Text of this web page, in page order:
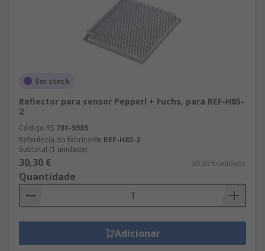
Em stock
Reflector para sensor Pepperl + Fuchs, para REF-H85-
2
Código RS 781-5985
Referência do fabricante REF-H85-2
Subtotal (1 unidade)
30,30 € 30,30 €/unidade
Quantidade
Adicionar